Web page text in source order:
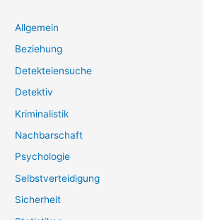
Allgemein
Beziehung
Detekteiensuche
Detektiv
Kriminalistik
Nachbarschaft
Psychologie
Selbstverteidigung
Sicherheit